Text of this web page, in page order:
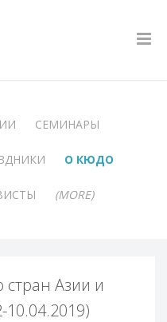
СЕМИНАРЫ
О КЮДО
(MORE)
Азии и